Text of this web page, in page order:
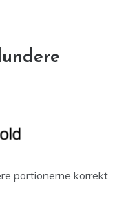
portionerne korrekt.